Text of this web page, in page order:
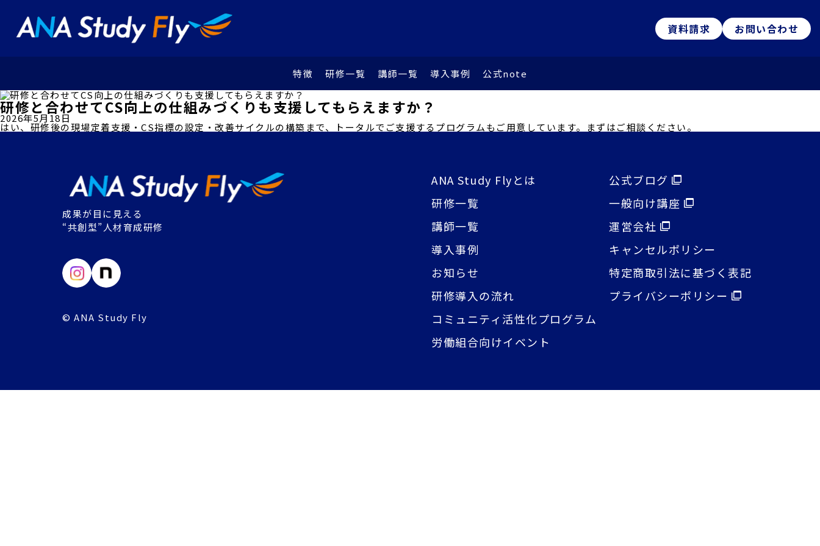
資料請求 お問い合わせ
特徴 研修⼀覧 講師⼀覧 導⼊事例 公式note
研修と合わせてCS向上の仕組みづくりも支援してもらえますか？
2026年5月18日
はい、研修後の現場定着支援・CS指標の設定・改善サイクルの構築まで、トータルでご支援するプログラムもご用意しています。まずはご相談ください。
ANA Study Flyとは
研修⼀覧
講師⼀覧
導入事例
お知らせ
研修導入の流れ
コミュニティ活性化プログラム
労働組合向けイベント
公式ブログ
⼀般向け講座
運営会社
キャンセルポリシー
特定商取引法に基づく表記
プライバシーポリシー
成果が目に見える
“共創型”人材育成研修
© ANA Study Fly